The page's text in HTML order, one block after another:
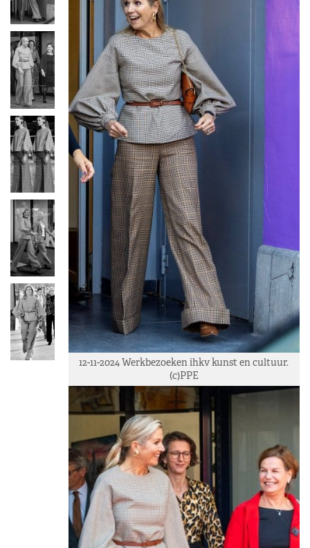
12-11-2024 Werkbezoeken ihkv kunst en cultuur.
(c)PPE